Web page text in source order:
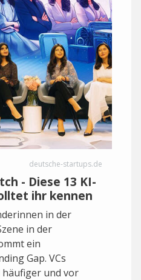
deutsche-startups.de
- Diese 13 KI-
ihr kennen
in der
in der
ein
Gap. VCs
und vor